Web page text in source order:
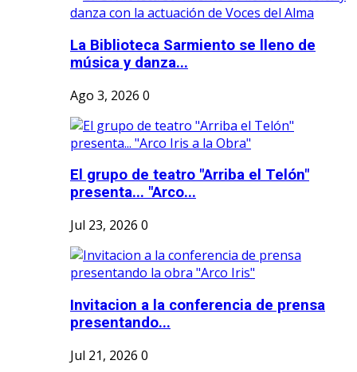
La Biblioteca Sarmiento se lleno de
música y danza...
Ago 3, 2026 0
El grupo de teatro "Arriba el Telón"
presenta... "Arco...
Jul 23, 2026 0
Invitacion a la conferencia de prensa
presentando...
Jul 21, 2026 0